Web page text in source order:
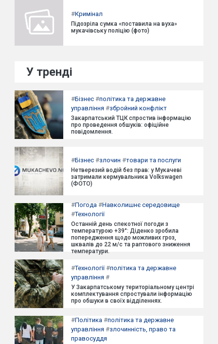
#Кримінал
Підозріла сумка «поставила на вуха»
мукачівську поліцію (фото)
У тренді
#Бізнес #політика та державне
управління #збройний конфлікт
Закарпатський ТЦК спростив інформацію
про проведення обшуків: офіційне
повідомлення.
#Бізнес #злочин #товари та послуги
Нетверезий водій без прав: у Мукачеві
затримали кермувальника Volkswagen
(ФОТО)
#Погода #Навколишнє середовище
#Технології
Останній день спекотної погоди з
температурою +39°: Діденко зробила
попередження щодо можливих гроз,
шквалів до 22 м/с та раптового зниження
температури.
#Технології#політика та державне
управління #
У Закарпатському територіальному центрі
комплектування спростували інформацію
про обшуки в своїх відділеннях.
#Політика #політика та державне
управління #злочинність, право та
правосуддя